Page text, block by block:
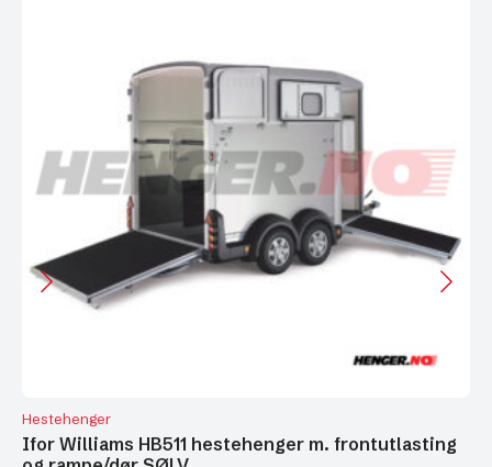
Hestehenger
Ifor Williams HB511 hestehenger m. frontutlasting